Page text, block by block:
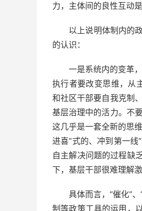
力，主体间的良性互动是
以上说明体制内的
的认识：
一是系统内的变革
执行者要改变思维，从
和社区干部要自我克制
基层治理中的活力。不
这几乎是一套全新的思
进喜”式的、冲到第一线
自主解决问题的过程缺
下，基层干部很难理解
具体而言，“催化”
制等政策工具的运用，